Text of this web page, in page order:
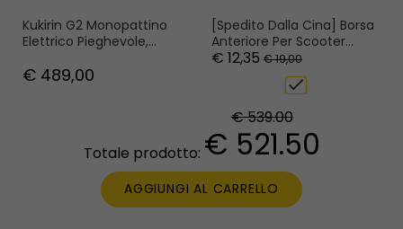
Kukirin G2 Monopattino
Elettrico Pieghevole,
Da 48 V E 15,6 Ah
€ 489,00
[Spedito Dalla Cina] Borsa
Anteriore Per Scooter
Ausom
€ 12,35 € 19,00
check
Totale prodotto:
€ 539.00
€ 521.50
AGGIUNGI AL CARRELLO